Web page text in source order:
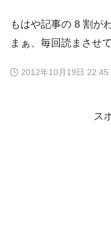
もはや記事の 8 割が
まぁ、毎回読まさせ
2012年10月19日 22:45
ス